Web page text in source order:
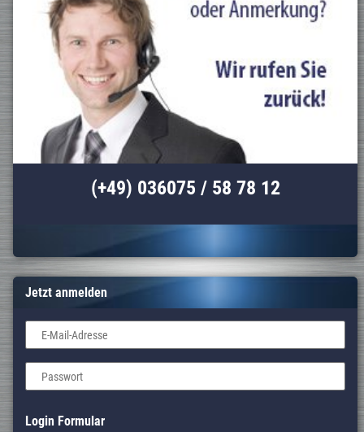
(+49) 036075 / 58 78 12
Jetzt anmelden
E-Mail-Adresse
Passwort
Login Formular